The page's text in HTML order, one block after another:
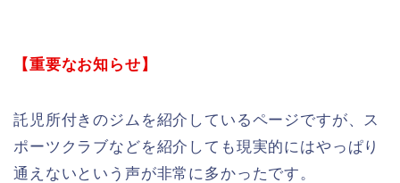
【重要なお知らせ】
託児所付きのジムを紹介しているページですが、ス
ポーツクラブなどを紹介しても現実的にはやっぱり
通えないという声が非常に多かったです。